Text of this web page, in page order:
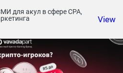
для акул в сфере СРА,
View